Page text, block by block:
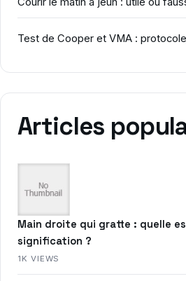
Test de Cooper et VMA :
Articles
Main droite qui gratte : quelle
signification ?
1K VIEWS